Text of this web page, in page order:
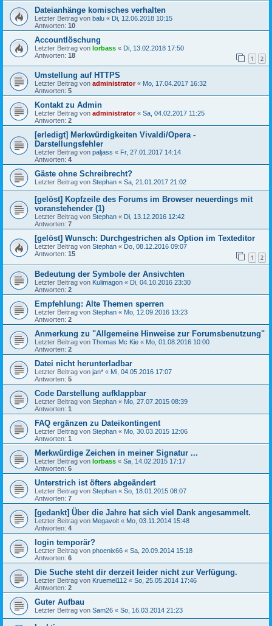
Dateianhänge komisches verhalten
Letzter Beitrag von balu « Di, 12.06.2018 10:15
Antworten: 10
Accountlöschung
Letzter Beitrag von lorbass « Di, 13.02.2018 17:50
Antworten: 18 1 2
Umstellung auf HTTPS
Letzter Beitrag von administrator« Mo, 17.04.2017 16:32
Antworten: 5
Kontakt zu Admin
Letzter Beitrag von administrator« Sa, 04.02.2017 11:25
Antworten: 2
[erledigt] Merkwürdigkeiten Vivaldi/Opera -
Darstellungsfehler
Letzter Beitrag von paljass « Fr, 27.01.2017 14:14
Antworten: 4
Gäste ohne Schreibrecht?
Letzter Beitrag von Stephan « Sa, 21.01.2017 21:02
[gelöst] Kopfzeile des Forums im Browser neuerdings mit
voranstehender (1)
Letzter Beitrag von Stephan « Di, 13.12.2016 12:42
Antworten: 7
[gelöst] Wunsch: Durchgestrichen als Option im Texteditor
Letzter Beitrag von Stephan « Do, 08.12.2016 09:07
Antworten: 15 1 2
Bedeutung der Symbole der Ansivchten
Letzter Beitrag von Kulimagon « Di, 04.10.2016 23:30
Antworten: 2
Empfehlung: Alte Themen sperren
Letzter Beitrag von Stephan « Mo, 12.09.2016 13:23
Antworten: 2
Anmerkung zu "Allgemeine Hinweise zur Forumsbenutzung"
Letzter Beitrag von Thomas Mc Kie « Mo, 01.08.2016 10:00
Antworten: 2
Datei nicht herunterladbar
Letzter Beitrag von jan* « Mi, 04.05.2016 17:07
Antworten: 5
Code Darstellung aufklappbar
Letzter Beitrag von Stephan « Mo, 27.07.2015 08:39
Antworten: 1
FAQ ergänzen zu Dateikontingent
Letzter Beitrag von Stephan « Mo, 30.03.2015 12:06
Antworten: 1
Merkwürdige Zeichen in meiner Signatur ...
Letzter Beitrag von lorbass « Sa, 14.02.2015 17:17
Antworten: 6
Unterstrich ist öfters abgeändert
Letzter Beitrag von Stephan « So, 18.01.2015 08:07
Antworten: 7
[gedankt] Über die Jahre hat sich viel Dank angesammelt.
Letzter Beitrag von Megavolt « Mo, 03.11.2014 15:48
Antworten: 4
login temporär?
Letzter Beitrag von phoenix66 « Sa, 20.09.2014 15:18
Antworten: 6
Die Suche steht dir derzeit leider nicht zur Verfügung.
Letzter Beitrag von Kruemel112 « So, 25.05.2014 17:46
Antworten: 2
Guter Aufbau
Letzter Beitrag von Sam26 « So, 16.03.2014 21:23